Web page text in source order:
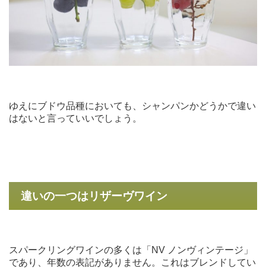
ゆえにブドウ品種においても、シャンパンかどうかで違い
はないと言っていいでしょう。
違いの一つはリザーヴワイン
スパークリングワインの多くは「NV ノンヴィンテージ」
であり、年数の表記がありません。これはブレンドしてい